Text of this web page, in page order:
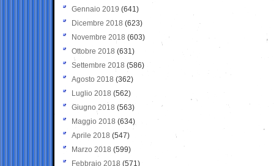
Gennaio 2019 (641)
Dicembre 2018 (623)
Novembre 2018 (603)
Ottobre 2018 (631)
Settembre 2018 (586)
Agosto 2018 (362)
Luglio 2018 (562)
Giugno 2018 (563)
Maggio 2018 (634)
Aprile 2018 (547)
Marzo 2018 (599)
Febbraio 2018 (571)